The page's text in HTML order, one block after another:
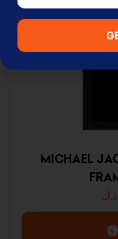
MICHAEL
د.ك